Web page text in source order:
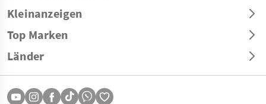
Kleinanzeigen
Top Marken
Länder